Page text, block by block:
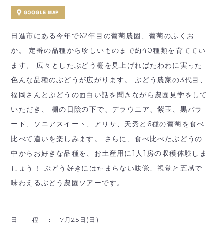
日進市にある今年で62年目の葡萄農園、葡萄のふくお
か。 定番の品種から珍しいものまで約40種類を育ててい
ます。 広々としたぶどう棚を見上げればたわわに実った
色んな品種のぶどうが広がります。 ぶどう農家の3代目、
福岡さんとぶどうの面白い話を聞きながら農園見学をして
いただき、 棚の日陰の下で、デラウエア、紫玉、黒バラ
ード、ソニアスイート、アリサ、天秀と6種の葡萄を食べ
比べて違いを楽しみます。 さらに、食べ比べたぶどうの
中からお好きな品種を、お土産用に1人1房の収穫体験しま
しょう！ ぶどう好きにはたまらない味覚、視覚と五感で
味わえるぶどう農園ツアーです。
日 程 ： 7月25日(日)